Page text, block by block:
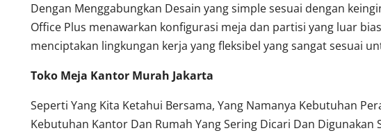
Dengan Menggabungkan Desain yang simple sesuai dengan
Office Plus menawarkan konfigurasi meja dan partisi yang luar
menciptakan lingkungan kerja yang fleksibel yang sangat sesuai
Toko Meja Kantor Murah Jakarta
Seperti Yang Kita Ketahui Bersama, Yang Namanya Kebutuhan
Kebutuhan Kantor Dan Rumah Yang Sering Dicari Dan